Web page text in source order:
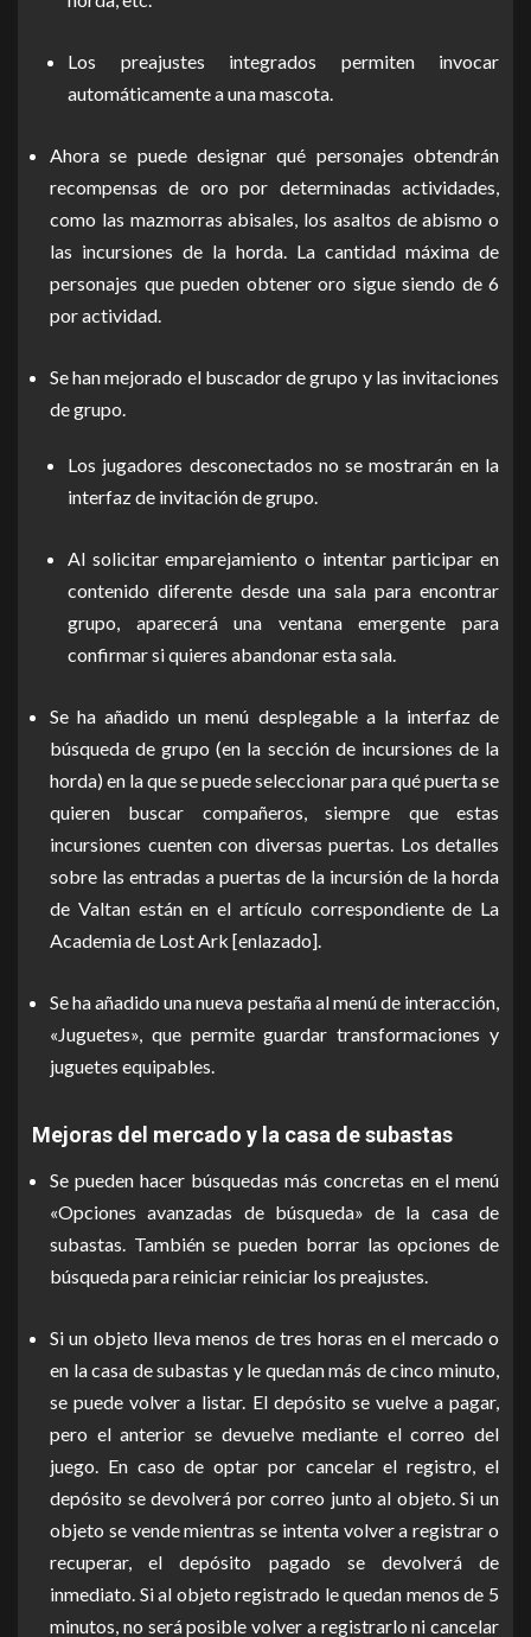
Los preajustes integrados permiten invocar
automáticamente a una mascota.
Ahora se puede designar qué personajes obtendrán
recompensas de oro por determinadas actividades,
como las mazmorras abisales, los asaltos de abismo o
las incursiones de la horda. La cantidad máxima de
personajes que pueden obtener oro sigue siendo de 6
por actividad.
Se han mejorado el buscador de grupo y las invitaciones
de grupo.
Los jugadores desconectados no se mostrarán en la
interfaz de invitación de grupo.
Al solicitar emparejamiento o intentar participar en
contenido diferente desde una sala para encontrar
grupo, aparecerá una ventana emergente para
confirmar si quieres abandonar esta sala.
Se ha añadido un menú desplegable a la interfaz de
búsqueda de grupo (en la sección de incursiones de la
horda) en la que se puede seleccionar para qué puerta se
quieren buscar compañeros, siempre que estas
incursiones cuenten con diversas puertas. Los detalles
sobre las entradas a puertas de la incursión de la horda
de Valtan están en el artículo correspondiente de La
Academia de Lost Ark [enlazado].
Se ha añadido una nueva pestaña al menú de interacción,
«Juguetes», que permite guardar transformaciones y
juguetes equipables.
Mejoras del mercado y la casa de subastas
Se pueden hacer búsquedas más concretas en el menú
«Opciones avanzadas de búsqueda» de la casa de
subastas. También se pueden borrar las opciones de
búsqueda para reiniciar reiniciar los preajustes.
Si un objeto lleva menos de tres horas en el mercado o
en la casa de subastas y le quedan más de cinco minuto,
se puede volver a listar. El depósito se vuelve a pagar,
pero el anterior se devuelve mediante el correo del
juego. En caso de optar por cancelar el registro, el
depósito se devolverá por correo junto al objeto. Si un
objeto se vende mientras se intenta volver a registrar o
recuperar, el depósito pagado se devolverá de
inmediato. Si al objeto registrado le quedan menos de 5
minutos, no será posible volver a registrarlo ni cancelar